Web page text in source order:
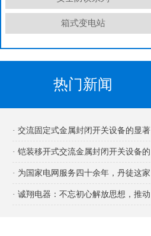
箱式变电站
热门新闻
· 交流固定式金属封闭开关设备的显著
优势
· 铠装移开式交流金属封闭开关设备的
用途
· 为国家电网服务四十余年，丹徒这家
企业厉害在哪里?
· 诚翔电器：不忘初心解放思想，推动